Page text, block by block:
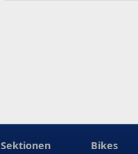
Sektionen Bikes